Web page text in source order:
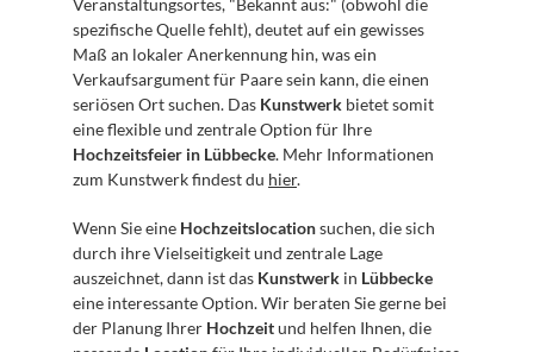
Veranstaltungsortes, "Bekannt aus:" (obwohl die
spezifische Quelle fehlt), deutet auf ein gewisses
Maß an lokaler Anerkennung hin, was ein
Verkaufsargument für Paare sein kann, die einen
seriösen Ort suchen. Das Kunstwerk bietet somit
Hochzeitsfeier in Lübbecke. Mehr Informationen
zum Kunstwerk findest du hier.
Wenn Sie eine Hochzeitslocation suchen, die sich
durch ihre Vielseitigkeit und zentrale Lage
auszeichnet, dann ist das Kunstwerk in Lübbecke
eine interessante Option. Wir beraten Sie gerne bei
der Planung Ihrer Hochzeit und helfen Ihnen, die